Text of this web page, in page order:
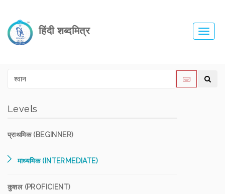
हिंदी शब्दमित्र
Levels
प्राथमिक (BEGINNER)
माध्यमिक (INTERMEDIATE)
कुशल (PROFICIENT)